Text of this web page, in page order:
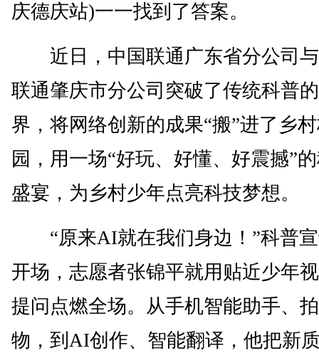
庆德庆站)一一找到了答案。
近日，中国联通广东省分公司
联通肇庆市分公司突破了传统科普
界，将网络创新的成果“搬”进了乡
园，用一场“好玩、好懂、好震撼”
盛宴，为乡村少年点亮科技梦想。
“原来AI就在我们身边！”科普
开场，志愿者张锦平就用贴近少年
提问点燃全场。从手机智能助手、
物，到AI创作、智能翻译，他把新